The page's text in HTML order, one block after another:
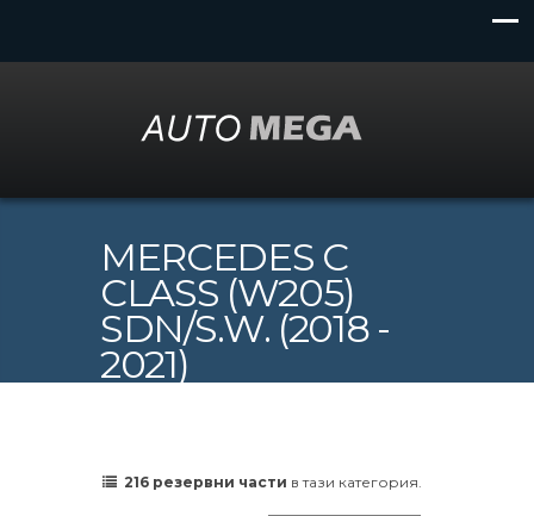
MERCEDES C
CLASS (W205)
SDN/S.W. (2018 -
2021)
216 резервни части в тази категория.